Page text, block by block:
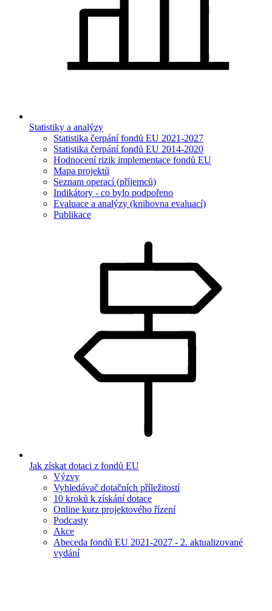
Statistiky a analýzy
Statistika čerpání fondů EU 2021-2027
Statistika čerpání fondů EU 2014-2020
Hodnocení rizik implementace fondů EU
Mapa projektů
Seznam operací (příjemců)
Indikátory - co bylo podpořeno
Evaluace a analýzy (knihovna evaluací)
Publikace
Jak získat dotaci z fondů EU
Výzvy
Vyhledávač dotačních příležitostí
10 kroků k získání dotace
Online kurz projektového řízení
Podcasty
Akce
Abeceda fondů EU 2021-2027 - 2. aktualizované
vydání